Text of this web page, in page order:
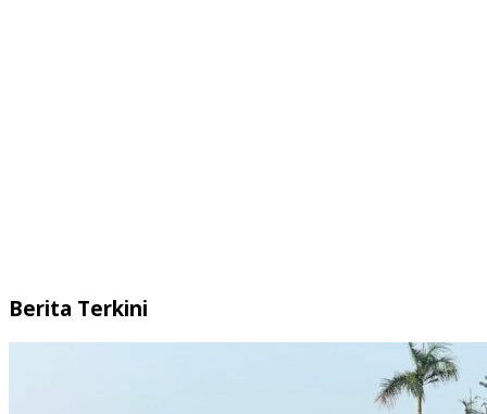
Berita Terkini